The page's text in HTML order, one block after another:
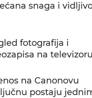
snaga i
fotografija i
na televizoru
na Canonovu
postaju